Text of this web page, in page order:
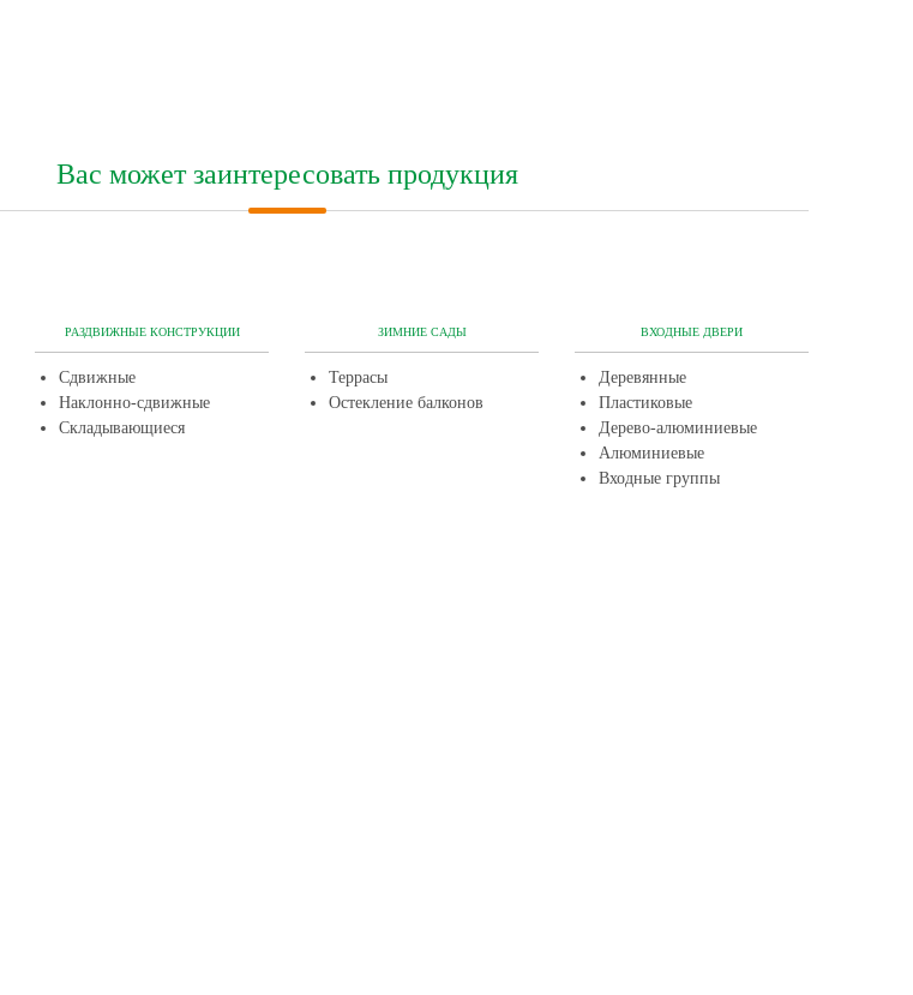
Вас может заинтересовать продукция
РАЗДВИЖНЫЕ КОНСТРУКЦИИ
Сдвижные
Наклонно-сдвижные
Складывающиеся
ЗИМНИЕ САДЫ
Террасы
Остекление балконов
ВХОДНЫЕ ДВЕРИ
Деревянные
Пластиковые
Дерево-алюминиевые
Алюминиевые
Входные группы